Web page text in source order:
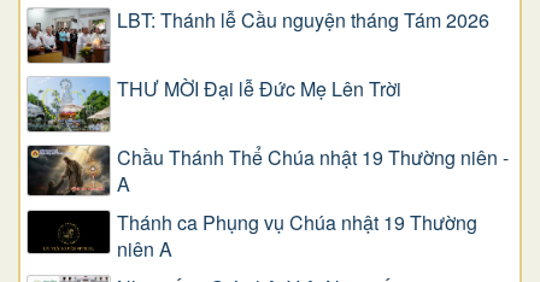
LBT: Thánh lễ Cầu nguyện tháng Tám 2026
THƯ MỜI Đại lễ Đức Mẹ Lên Trời
Chầu Thánh Thể Chúa nhật 19 Thường niên -
A
Thánh ca Phụng vụ Chúa nhật 19 Thường
niên A